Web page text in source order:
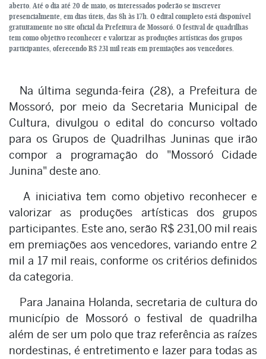
aberto. Até o dia até 20 de maio, os interessados poderão se inscrever
presencialmente, em dias úteis, das 8h às 17h. O edital completo está disponível
gratuitamente no site oficial da Prefeitura de Mossoró. O festival de quadrilhas
tem como objetivo reconhecer e valorizar as produções artísticas dos grupos
participantes, oferecendo R$ 231 mil reais em premiações aos vencedores.
Na última segunda-feira (28), a Prefeitura de
Mossoró, por meio da Secretaria Municipal de
Cultura, divulgou o edital do concurso voltado
para os Grupos de Quadrilhas Juninas que irão
compor a programação do "Mossoró Cidade
Junina" deste ano.
A iniciativa tem como objetivo reconhecer e
valorizar as produções artísticas dos grupos
participantes. Este ano, serão R$ 231,00 mil reais
em premiações aos vencedores, variando entre 2
mil a 17 mil reais, conforme os critérios definidos
da categoria.
Para Janaina Holanda, secretaria de cultura do
município de Mossoró o festival de quadrilha
além de ser um polo que traz referência as raízes
nordestinas, é entretimento e lazer para todas as